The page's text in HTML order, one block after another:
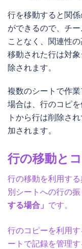
行を移動すると関
ができるので、チ
ことなく、関連性
移動された行は対
除されます。
複数のシートで作
場合は、行のコピ
トから行は削除さ
加されます。
行の移動と
行の移動を利用す
別シートへの行の
する場合」 です。
行のコピーを利用
ートで記録を管理す